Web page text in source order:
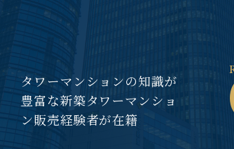
タワーマンションの知識が
豊富な新築タワーマンショ
ン販売経験者が在籍